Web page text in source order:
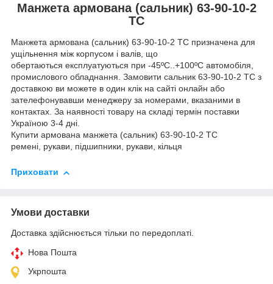
Манжета армована (сальник) 63-90-10-2
ТС
Манжета армована (сальник) 63-90-10-2 ТС призначена для
ущільнення між корпусом і валів, що
обертаються експлуатуються при -45ºC..+100ºC автомобіля,
промислового обладнання. Замовити сальник 63-90-10-2 ТС з
доставкою ви можете в один клік на сайті онлайн або
зателефонувавши менеджеру за номерами, вказаними в
контактах. За наявності товару на складі термін поставки
Україною 3-4 дні.
Купити армована манжета (сальник) 63-90-10-2 ТС
ремені, рукави, підшипники, рукави, кільця
Приховати
Умови доставки
Доставка здійснюється тільки по передоплаті.
Нова Пошта
Укрпошта